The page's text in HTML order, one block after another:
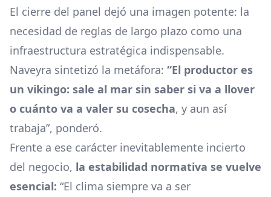
El cierre del panel dejó una imagen potente: la
necesidad de reglas de largo plazo como una
infraestructura estratégica indispensable.
Naveyra sintetizó la metáfora: “El productor es
un vikingo: sale al mar sin saber si va a llover
o cuánto va a valer su cosecha, y aun así
trabaja”, ponderó.
Frente a ese carácter inevitablemente incierto
del negocio, la estabilidad normativa se vuelve
esencial: “El clima siempre va a ser